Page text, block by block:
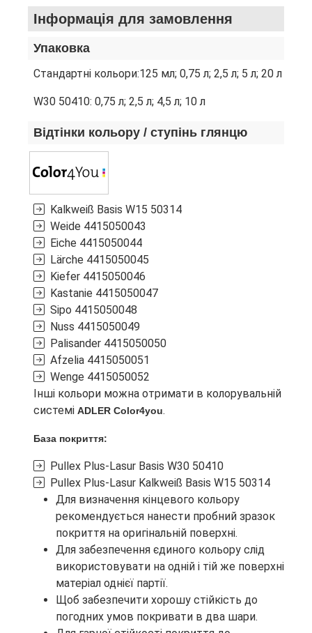
Інформація для замовлення
Упаковка
Стандартні кольори:125 мл; 0,75 л; 2,5 л; 5 л; 20 л
W30 50410: 0,75 л; 2,5 л; 4,5 л; 10 л
Відтінки кольору / ступінь глянцю
Kalkweiß Basis W15 50314
Weide 4415050043
Eiche 4415050044
Lärche 4415050045
Kiefer 4415050046
Kastanie 4415050047
Sipo 4415050048
Nuss 4415050049
Palisander 4415050050
Afzelia 4415050051
Wenge 4415050052
Інші кольори можна отримати в колорувальній
системі ADLER Color4you.
База покриття:
Pullex Plus-Lasur Basis W30 50410
Pullex Plus-Lasur Kalkweiß Basis W15 50314
Для визначення кінцевого кольору
рекомендується нанести пробний зразок
покриття на оригінальній поверхні.
Для забезпечення єдиного кольору слід
використовувати на одній і тій же поверхні
матеріал однієї партії.
Щоб забезпечити хорошу стійкість до
погодних умов покривати в два шари.